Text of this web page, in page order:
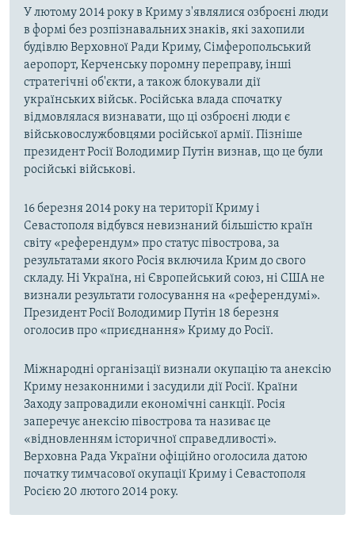
У лютому 2014 року в Криму з'являлися озброєні люди
в формі без розпізнавальних знаків, які захопили
будівлю Верховної Ради Криму, Сімферопольський
аеропорт, Керченську поромну переправу, інші
стратегічні об'єкти, а також блокували дії
українських військ. Російська влада спочатку
відмовлялася визнавати, що ці озброєні люди є
військовослужбовцями російської армії. Пізніше
президент Росії Володимир Путін визнав, що це були
російські військові.
16 березня 2014 року на території Криму і
Севастополя відбувся невизнаний більшістю країн
світу «референдум» про статус півострова, за
результатами якого Росія включила Крим до свого
складу. Ні Україна, ні Європейський союз, ні США не
визнали результати голосування на «референдумі».
Президент Росії Володимир Путін 18 березня
оголосив про «приєднання» Криму до Росії.
Міжнародні організації визнали окупацію та анексію
Криму незаконними і засудили дії Росії. Країни
Заходу запровадили економічні санкції. Росія
заперечує анексію півострова та називає це
«відновленням історичної справедливості».
Верховна Рада України офіційно оголосила датою
початку тимчасової окупації Криму і Севастополя
Росією 20 лютого 2014 року.